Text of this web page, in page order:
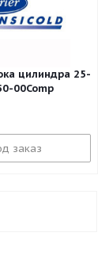
цилиндра 25-
00Comp
заказ